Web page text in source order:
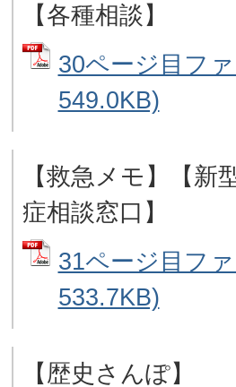
【各種相談】
30ページ目フ
549.0KB)
【救急メモ】【
症相談窓口】
31ページ目フ
533.7KB)
【歴史さんぽ】